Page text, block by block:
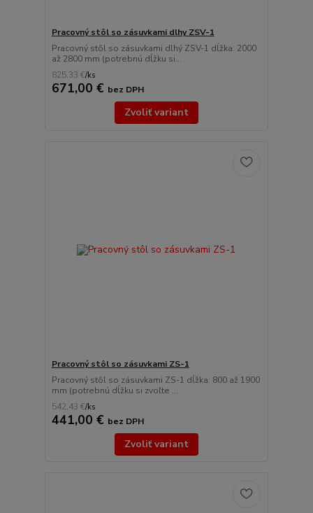
Pracovný stôl so zásuvkami dlhy ZSV-1
Pracovný stôl so zásuvkami dlhý ZSV-1 dĺžka: 2000
až 2800 mm (potrebnú dĺžku si...
825,33 €/ks
671,00 € bez DPH
Zvoliť variant
Pracovný stôl so zásuvkami ZS-1
Pracovný stôl so zásuvkami ZS-1 dĺžka: 800 až 1900
mm (potrebnú dĺžku si zvoľte ...
542,43 €/ks
441,00 € bez DPH
Zvoliť variant